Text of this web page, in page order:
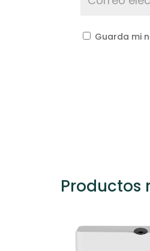
Guarda mi
Productos